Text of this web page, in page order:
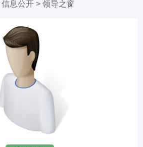
信息公开 > 领导之窗